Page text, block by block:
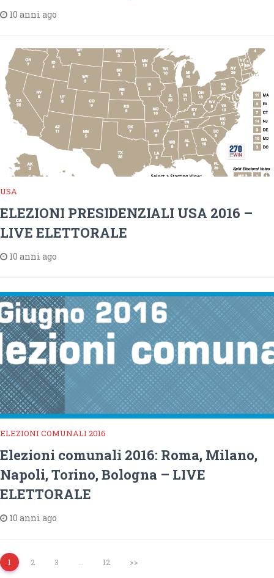
10 anni ago
USA
ELEZIONI PRESIDENZIALI USA 2016 –
LIVE ELETTORALE
10 anni ago
ELEZIONI COMUNALI 2016
Elezioni comunali 2016: Roma, Milano,
Napoli, Torino, Bologna – LIVE
ELETTORALE
10 anni ago
1 2 3 12 >>